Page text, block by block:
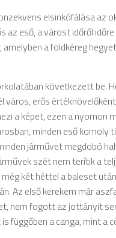
elsinkófálása az
az eső, a várost időről
a földkéreg
következett be.
város, erős
a képet, ezen a nyomon
minden eső komoly
járművet megdobó
szét nem terítik a
két héttel a baleset
Az első kerekem már
nem fogott az jottányit
függőben a canga, mint a